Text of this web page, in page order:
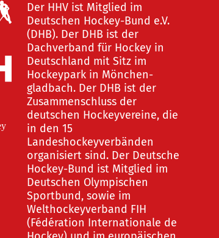
Der HHV ist Mitglied im
Deutschen Hockey-Bund e.V.
(DHB). Der DHB ist der
Dachverband für Hockey in
Deutschland mit Sitz im
Hockeypark in Mönchen-
gladbach. Der DHB ist der
Zusammenschluss der
deutschen Hockeyvereine, die
in den 15
Landeshockeyverbänden
organisiert sind. Der Deutsche
Hockey-Bund ist Mitglied im
Deutschen Olympischen
Sportbund, sowie im
Welthockeyverband FIH
(Fédération Internationale de